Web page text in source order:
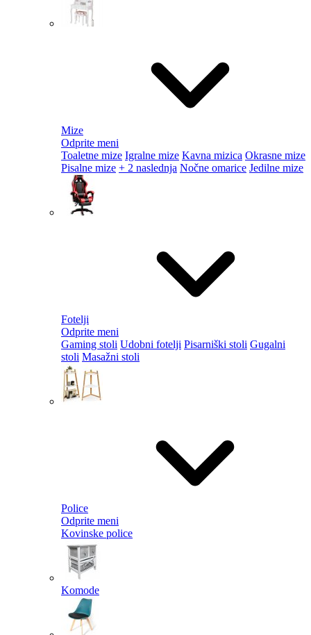
Mize
Odprite meni
Toaletne mize Igralne mize Kavna mizica Okrasne mize
Pisalne mize + 2 naslednja Nočne omarice Jedilne mize
Fotelji
Odprite meni
Gaming stoli Udobni fotelji Pisarniški stoli Gugalni
stoli Masažni stoli
Police
Odprite meni
Kovinske police
Komode